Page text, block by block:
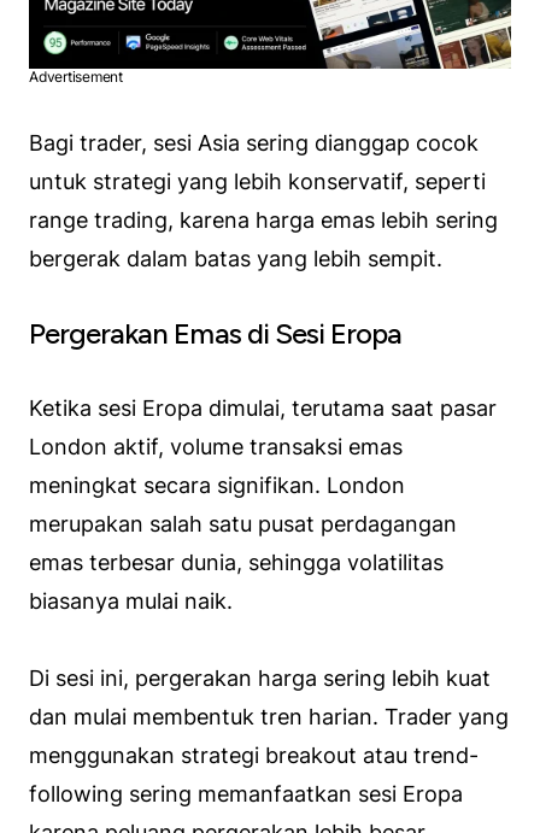
Advertisement
Bagi trader, sesi Asia sering dianggap cocok
untuk strategi yang lebih konservatif, seperti
range trading, karena harga emas lebih sering
bergerak dalam batas yang lebih sempit.
Pergerakan Emas di Sesi Eropa
Ketika sesi Eropa dimulai, terutama saat pasar
London aktif, volume transaksi emas
meningkat secara signifikan. London
merupakan salah satu pusat perdagangan
emas terbesar dunia, sehingga volatilitas
biasanya mulai naik.
Di sesi ini, pergerakan harga sering lebih kuat
dan mulai membentuk tren harian. Trader yang
menggunakan strategi breakout atau trend-
following sering memanfaatkan sesi Eropa